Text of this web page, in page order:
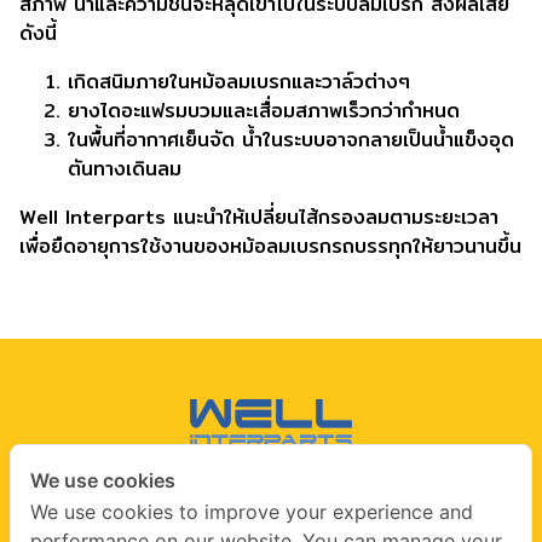
ดังนี้
เกิดสนิมภายในหม้อลมเบรกและวาล์วต่างๆ
ยางไดอะแฟรมบวมและเสื่อมสภาพเร็วกว่ากำหนด
ในพื้นที่อากาศเย็นจัด น้ำในระบบอาจกลายเป็นน้ำแข็งอุด
ตันทางเดินลม
Well Interparts แนะนำให้เปลี่ยนไส้กรองลมตามระยะเวลา
เพื่อยืดอายุการใช้งานของหม้อลมเบรกรถบรรทุกให้ยาวนานขึ้น
CONTACT US
We use cookies
We use cookies to improve your experience and